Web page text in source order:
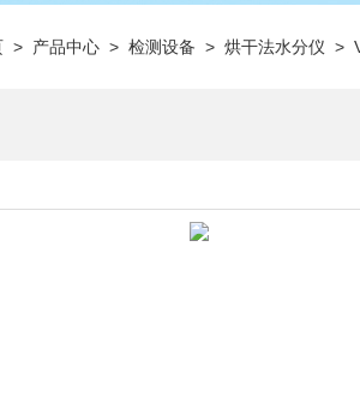
> 产品中心 > 检测设备 > 烘干法水分仪 >